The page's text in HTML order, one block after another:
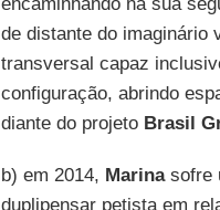
de distante do imaginário
transversal capaz
configuração, abrindo
diante do projeto Brasil
b) em 2014, Marinasofre
duplipensar petista em